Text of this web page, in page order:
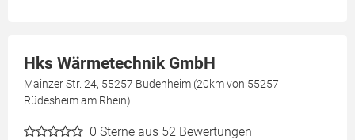
Hks Wärmetechnik GmbH
Mainzer Str. 24, 55257 Budenheim (20km von 55257
Rüdesheim am Rhein)
0 Sterne aus 52 Bewertungen